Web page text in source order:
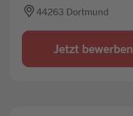
44263 Dortmund
Jetzt bewerben